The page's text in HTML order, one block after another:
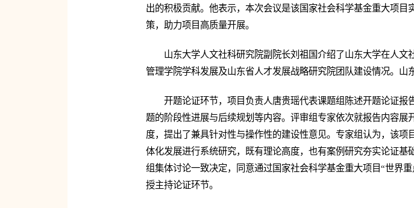
出的积极贡献。他表示，本次会议是该国家社会科学基金重大项
策，助力项目高质量开展。
山东大学人文社科研究院副院长刘祖国介绍了山东大学在人
管理学院学科发展及山东省人才发展战略研究院团队建设情况。山
开题论证环节，项目负责人唐贵瑶代表课题组陈述开题论证
题的阶段性进展与后续规划等内容。评审组专家依次就报告内容
度，提出了兼具针对性与操作性的建设性意见。专家组认为，该
体化发展进行系统研究，既有理论高度，也有案例研究夯实论证
组集体讨论一致决定，同意通过国家社会科学基金重大项目“世界
授主持论证环节。